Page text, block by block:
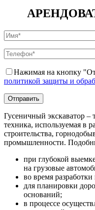
Нажимая на кнопку
политикой защиты и
Гусеничный экскаватор –
техника, используемая в
строительства,
промышленности.
при глубокой
на грузовые
во время разработки
для планировки
оснований;
в процессе